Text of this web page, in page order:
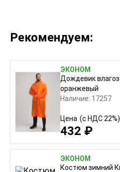
Рекомендуем:
ЭКОНОМ
Дождевик
оранжевый
Наличие: 17257
Цена (с НДС
432 ₽
ЭКОНОМ
Костюм зимний